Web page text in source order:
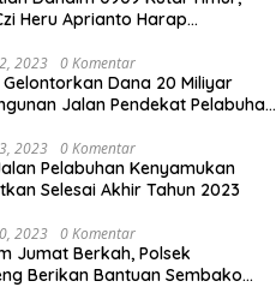
Heru Aprianto Harap
2023 0 Komentar
Gelontorkan Dana 20 Miliyar
Jalan Pendekat Pelabuhan
2023 0 Komentar
Pelabuhan Kenyamukan
Selesai Akhir Tahun 2023
2023 0 Komentar
Jumat Berkah, Polsek
Berikan Bantuan Sembako